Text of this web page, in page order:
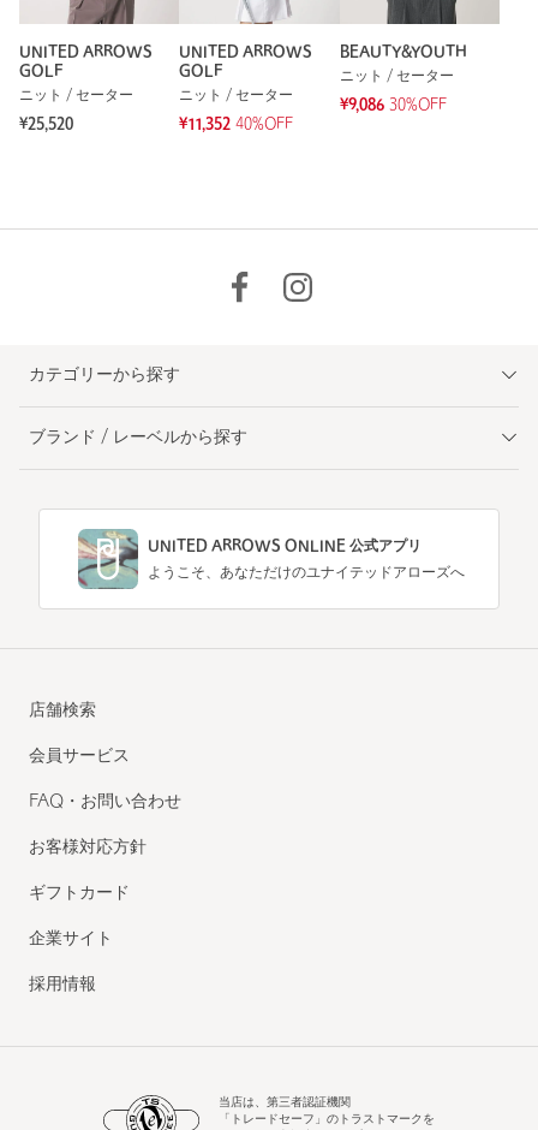
UNITED ARROWS
GOLF
ニット / セーター
¥25,520
UNITED ARROWS
GOLF
ニット / セーター
¥11,352 40%OFF
BEAUTY&YOUTH
ニット / セーター
¥9,086 30%OFF
カテゴリーから探す
ブランド / レーベルから探す
UNITED ARROWS ONLINE 公式アプリ
ようこそ、あなただけのユナイテッドアローズへ
店舗検索
会員サービス
FAQ・お問い合わせ
お客様対応方針
ギフトカード
企業サイト
採用情報
当店は、第三者認証機関
「トレードセーフ」のトラストマークを